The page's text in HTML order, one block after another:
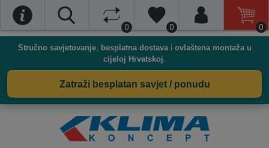
0 0 0
Stručno savjetovanje, besplatna dostavai ovlaštena montaža u
cijeloj Hrvatskoj.
Zatraži besplatan savjet / ponudu